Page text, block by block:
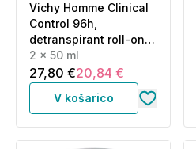
Vichy Homme Clinical
Control 96h,
detranspirant roll-on
proti neprijetnemu
vonju - paket (2 x 50
ml)
2 x 50 ml
27,80 €20,84 €
V košarico